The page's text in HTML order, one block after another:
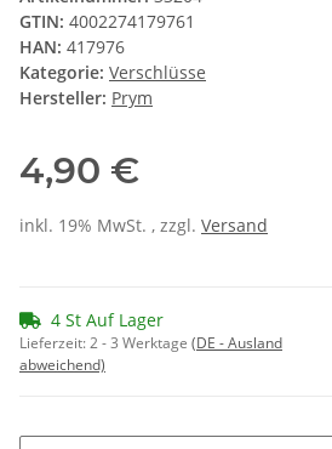
GTIN: 4002274179761
HAN: 417976
Kategorie: Verschlüsse
Hersteller: Prym
4,90 €
inkl. 19% MwSt. , zzgl. Versand
4 St Auf Lager
Lieferzeit:2 - 3 Werktage (DE - Ausland
abweichend)